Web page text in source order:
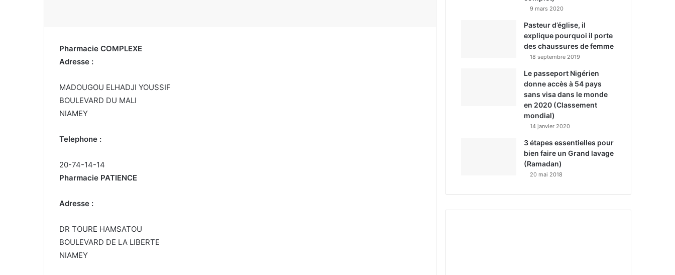
Pharmacie COMPLEXE
Adresse :
MADOUGOU ELHADJI YOUSSIF
BOULEVARD DU MALI
NIAMEY
Telephone :
20-74-14-14
Pharmacie PATIENCE
Adresse :
DR TOURE HAMSATOU
BOULEVARD DE LA LIBERTE
NIAMEY
9 mars 2020
Pasteur d’église, il
explique pourquoi il porte
des chaussures de femme
18 septembre 2019
Le passeport Nigérien
donne accès à 54 pays
sans visa dans le monde
en 2020 (Classement
mondial)
14 janvier 2020
3 étapes essentielles pour
bien faire un Grand lavage
(Ramadan)
20 mai 2018